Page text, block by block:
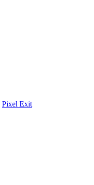
Pixel Exit